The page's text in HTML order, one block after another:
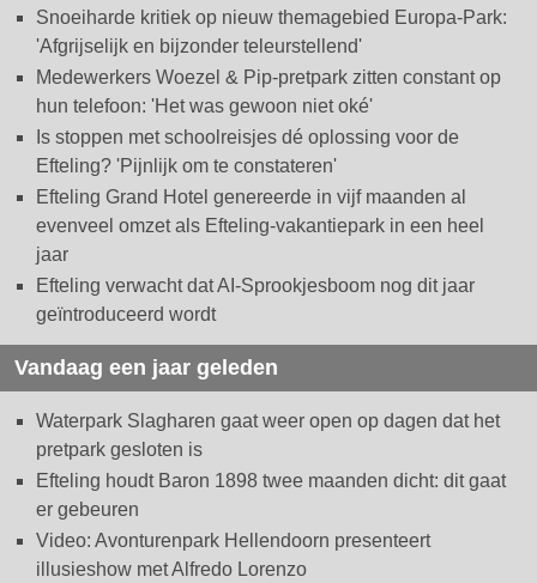
Snoeiharde kritiek op nieuw themagebied Europa-Park:
'Afgrijselijk en bijzonder teleurstellend'
Medewerkers Woezel & Pip-pretpark zitten constant op
hun telefoon: 'Het was gewoon niet oké'
Is stoppen met schoolreisjes dé oplossing voor de
Efteling? 'Pijnlijk om te constateren'
Efteling Grand Hotel genereerde in vijf maanden al
evenveel omzet als Efteling-vakantiepark in een heel
jaar
Efteling verwacht dat AI-Sprookjesboom nog dit jaar
geïntroduceerd wordt
Vandaag een jaar geleden
Waterpark Slagharen gaat weer open op dagen dat het
pretpark gesloten is
Efteling houdt Baron 1898 twee maanden dicht: dit gaat
er gebeuren
Video: Avonturenpark Hellendoorn presenteert
illusieshow met Alfredo Lorenzo